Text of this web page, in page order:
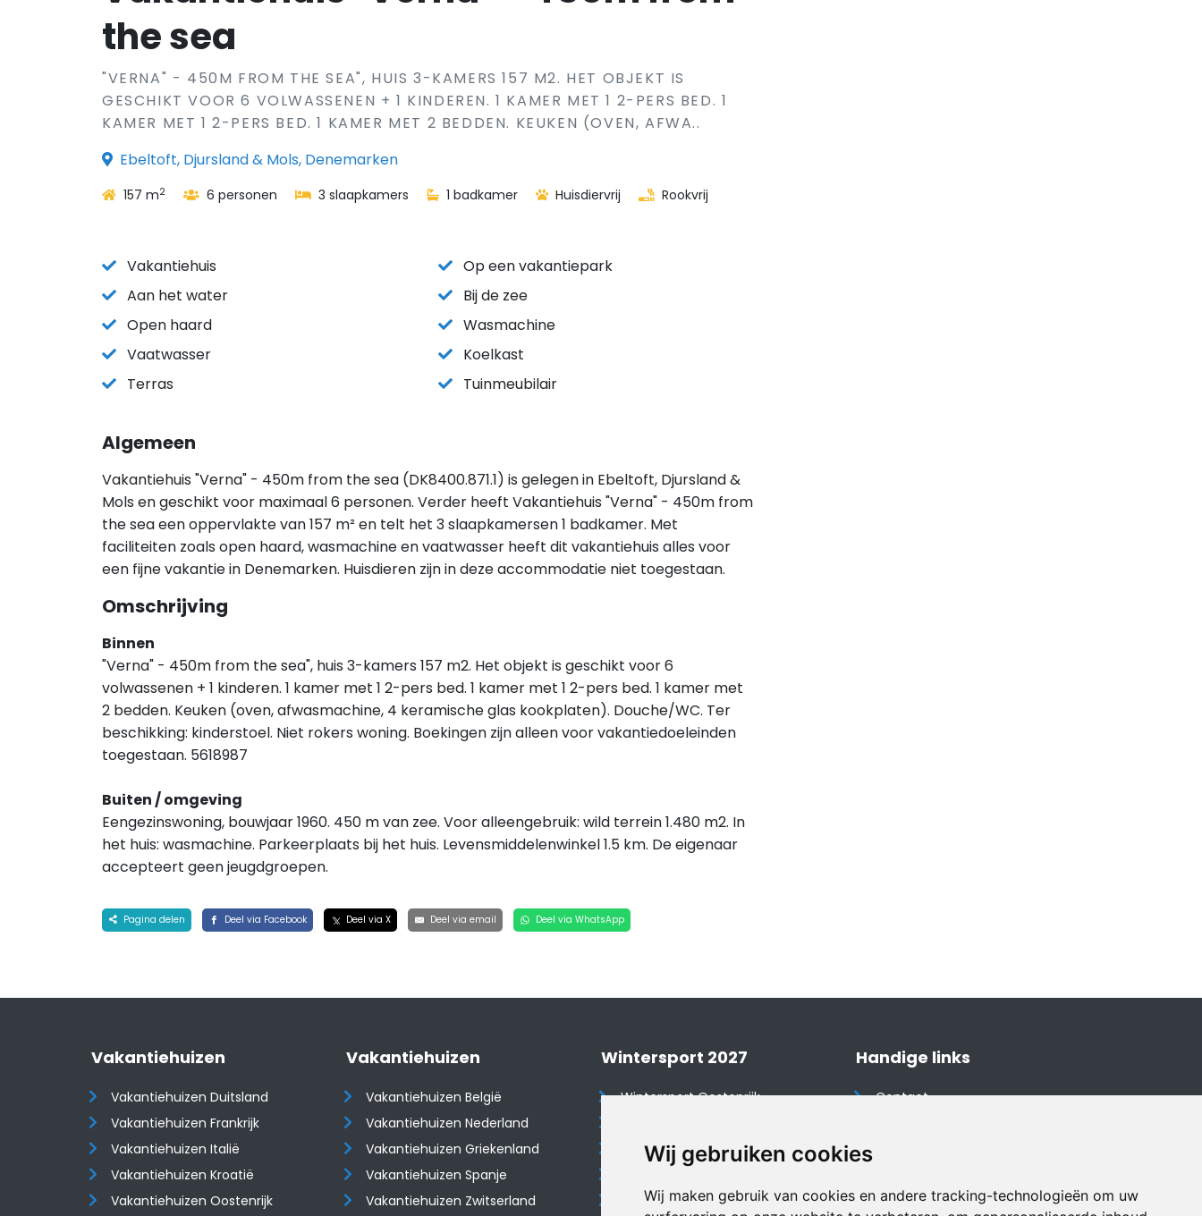
Wij gebruiken cookies
Wij maken gebruik van cookies en andere tracking-technologieën om uw
the sea
"VERNA" - 450M FROM THE SEA", HUIS 3-KAMERS 157 M2. HET OBJEKT IS
GESCHIKT VOOR 6 VOLWASSENEN + 1 KINDEREN. 1 KAMER MET 1 2-PERS BED. 1
KAMER MET 1 2-PERS BED. 1 KAMER MET 2 BEDDEN. KEUKEN (OVEN, AFWA..
Ebeltoft, Djursland & Mols, Denemarken
157 m2 6 personen 3 slaapkamers 1 badkamer Huisdiervrij Rookvrij
Vakantiehuis
Op een vakantiepark
Aan het water
Bij de zee
Open haard
Wasmachine
Vaatwasser
Koelkast
Terras
Tuinmeubilair
Algemeen
Vakantiehuis "Verna" - 450m from the sea (DK8400.871.1) is gelegen in Ebeltoft, Djursland &
Mols en geschikt voor maximaal 6 personen. Verder heeft Vakantiehuis "Verna" - 450m from
the sea een oppervlakte van 157 m² en telt het 3 slaapkamersen 1 badkamer. Met
faciliteiten zoals open haard, wasmachine en vaatwasser heeft dit vakantiehuis alles voor
een fijne vakantie in Denemarken. Huisdieren zijn in deze accommodatie niet toegestaan.
Omschrijving
Binnen
"Verna" - 450m from the sea", huis 3-kamers 157 m2. Het objekt is geschikt voor 6
volwassenen + 1 kinderen. 1 kamer met 1 2-pers bed. 1 kamer met 1 2-pers bed. 1 kamer met
2 bedden. Keuken (oven, afwasmachine, 4 keramische glas kookplaten). Douche/WC. Ter
beschikking: kinderstoel. Niet rokers woning. Boekingen zijn alleen voor vakantiedoeleinden
toegestaan. 5618987
Buiten / omgeving
Eengezinswoning, bouwjaar 1960. 450 m van zee. Voor alleengebruik: wild terrein 1.480 m2. In
het huis: wasmachine. Parkeerplaats bij het huis. Levensmiddelenwinkel 1.5 km. De eigenaar
accepteert geen jeugdgroepen.
Pagina delen Deel via Facebook Deel via X Deel via email Deel via WhatsApp
Vakantiehuizen
Vakantiehuizen Duitsland
Vakantiehuizen Frankrijk
Vakantiehuizen Italië
Vakantiehuizen Kroatië
​​​​​​​Vakantiehuizen Oostenrijk
Vakantiehuizen
Vakantiehuizen België
Vakantiehuizen Nederland
Vakantiehuizen Griekenland
Vakantiehuizen Spanje
​​​​​​​Vakantiehuizen Zwitserland
Wintersport 2027
Wintersport Oostenrijk
Wintersport Tsjechië
Wintersport Duitsland
Handige links
Contact
Disclaimer